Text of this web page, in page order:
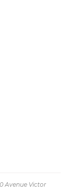
Avenue Victor